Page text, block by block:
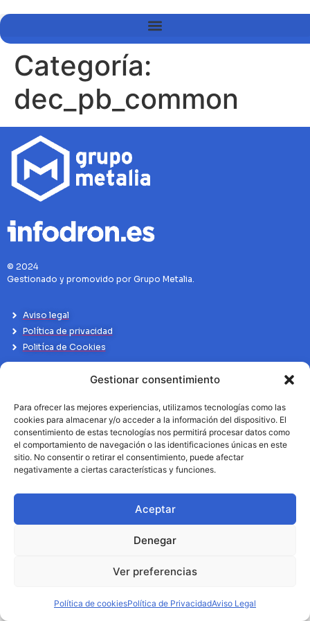
Gestionar consentimiento
Para ofrecer las mejores experiencias, utilizamos tecnologías como las
cookies para almacenar y/o acceder a la información del dispositivo. El
consentimiento de estas tecnologías nos permitirá procesar datos como
el comportamiento de navegación o las identificaciones únicas en este
sitio. No consentir o retirar el consentimiento, puede afectar
negativamente a ciertas características y funciones.
Aceptar
Denegar
Ver preferencias
Política de cookiesPolítica de PrivacidadAviso Legal
Categoría:
dec_pb_common
© 2024
Gestionado y promovido por Grupo Metalia.
Aviso legal
Política de privacidad
Politíca de Cookies